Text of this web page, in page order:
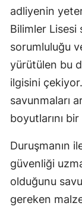
adliyenin
Bilimler Lisesi
sorumluluğu
yürütülen bu
ilgisini çekiyor.
savunmaları
boyutlarını
Duruşmanın
güvenliği
olduğunu
gereken